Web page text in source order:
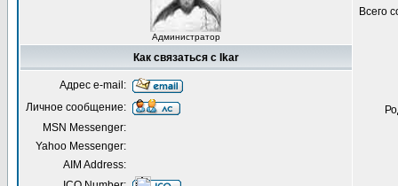
Администратор
Всего
Как связаться с Ikar
Адрес e-mail:
Личное сообщение:
MSN Messenger:
Yahoo Messenger:
AIM Address: